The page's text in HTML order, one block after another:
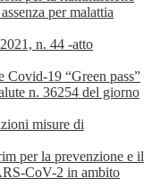
per malattia
n. 44 -atto
Covid-19 “Green pass”
n. 36254 del giorno
misure di
per la prevenzione e il
CoV-2 in ambito